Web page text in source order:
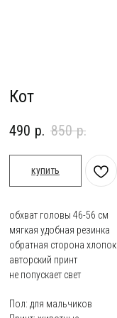
Кот
490 р. 850 р.
купить
обхват головы 46-56 см
мягкая удобная резинка
обратная сторона хлопок
авторский принт
не попускает свет
Пол: для мальчиков